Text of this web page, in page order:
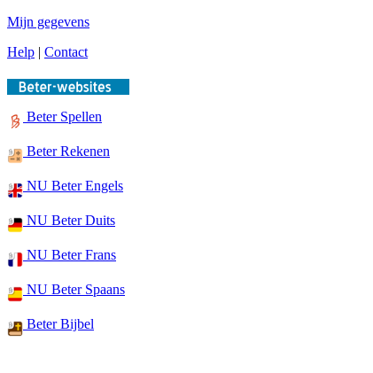
Mijn gegevens
Help | Contact
Beter Spellen
Beter Rekenen
NU Beter Engels
NU Beter Duits
NU Beter Frans
NU Beter Spaans
Beter Bijbel